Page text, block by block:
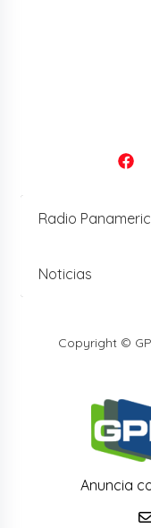
Radio
Noticias
Copyright ©
Anuncia